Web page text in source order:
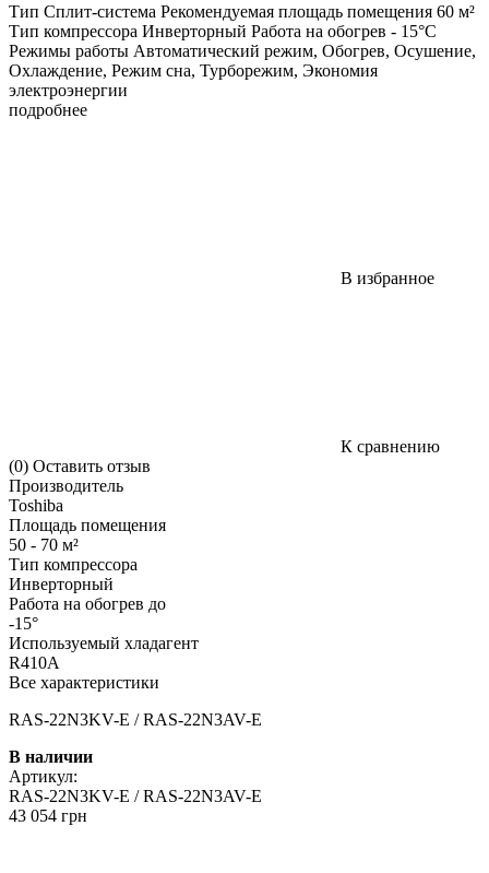
Тип Сплит-система Рекомендуемая площадь помещения 60 м²
Тип компрессора Инверторный Работа на обогрев - 15°C
Режимы работы Автоматический режим, Обогрев, Осушение,
Охлаждение, Режим сна, Турборежим, Экономия
электроэнергии
подробнее
В избранное
К сравнению
(0) Оставить отзыв
Производитель
Toshiba
Площадь помещения
50 - 70 м²
Тип компрессора
Инверторный
Работа на обогрев до
-15°
Используемый хладагент
R410A
Все характеристики
RAS-22N3KV-E / RAS-22N3AV-E
В наличии
Артикул:
RAS-22N3KV-E / RAS-22N3AV-E
43 054 грн